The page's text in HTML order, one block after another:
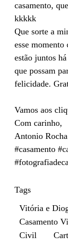
casamento,
kkkkk
Que sorte a
esse
estão juntos
que possam
felicidade.
Vamos aos
Com carinho,
Antonio
#casamento
Tags
Vitória e
Casamento
Civil